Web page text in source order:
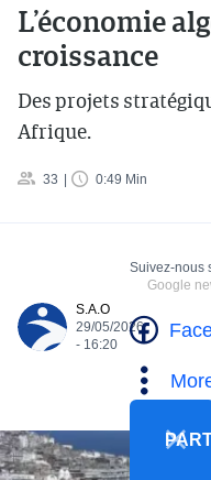
L’économie
croissance
Des projets
Afrique.
33 0:49 Min
S.A.O
29/05/2026
- 16:20
Suivez-nous
Google